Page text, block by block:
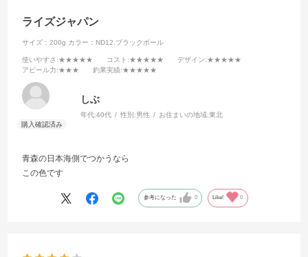
ライズジャパン
サイズ：200g カラー：ND12.ブラックボール
使いやすさ :★★★★★ コスト :★★★★★ デザイン:★★★★★
アピール力:★★★ 釣果実績:★★★★★
しぶ
年代:40代 性別:男性 お住まいの地域:東北
青森の日本海側でつかうなら
この色です
参考になった 0 Like! 0